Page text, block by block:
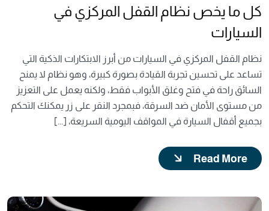
كل ما يخص نظام القفل المركزي في
السيارات
نظام القفل المركزي في السيارات من أبرز الابتكارات الذكية التي
تساعد على تحسين تجربة القيادة بصورة كبيرة، وهو نظام لا يمنح
السائق راحة في فتح وغلق الأبواب فقط، ولكنه يعمل على التعزيز
من مستوى الأمان ضد السرقة، فبمجرد النقر على زر يمكنك التحكم
بجميع أقفال السيارة في المواقف اليومية السريعة، [...]
Read More